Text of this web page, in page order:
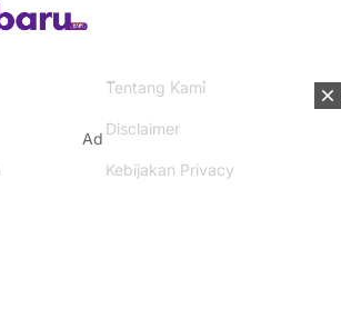
Ad
Tentang Kami
Disclaimer
Kebijakan Privacy